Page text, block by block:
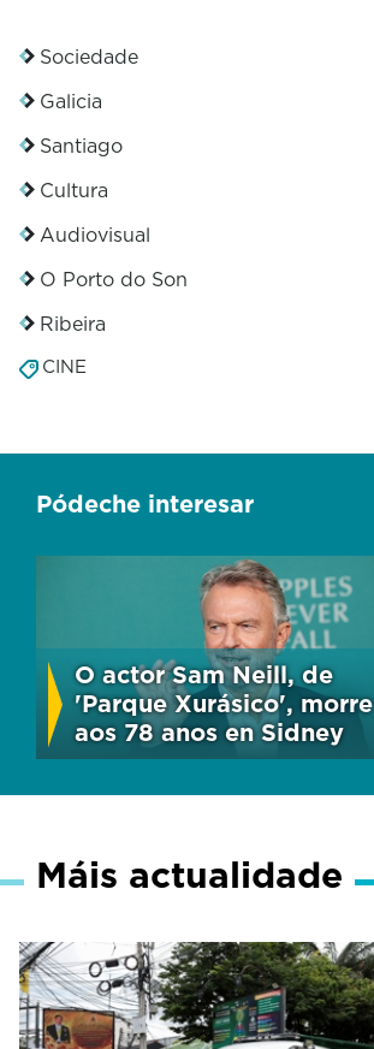
Sociedade
Galicia
Santiago
Cultura
Audiovisual
O Porto do Son
Ribeira
CINE
Pódeche interesar
O actor Sam Neill, de
'Parque Xurásico', morre
aos 78 anos en Sidney
Máis actualidade